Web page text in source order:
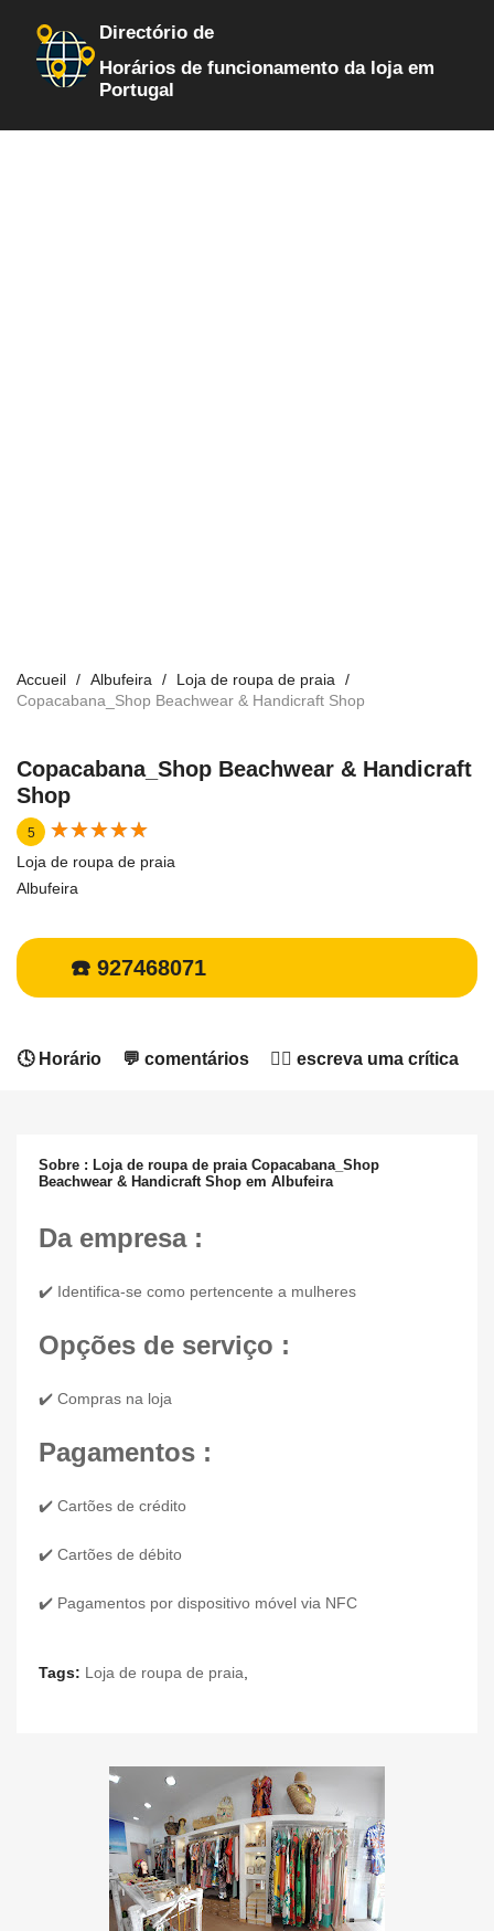
Directório de
Horários de funcionamento da loja em
Portugal
Accueil Albufeira
Loja de roupa de praia
Copacabana_Shop Beachwear & Handicraft Shop
Copacabana_Shop Beachwear & Handicraft
Shop
5 ★★★★★
★★★★★
Loja de roupa de praia
Albufeira
☎️ 927468071
🕓 Horário 💬 comentários ✍🏻 escreva uma crítica
Sobre : Loja de roupa de praia Copacabana_Shop
Beachwear & Handicraft Shop em Albufeira
Da empresa :
✔️ Identifica-se como pertencente a mulheres
Opções de serviço :
✔️ Compras na loja
Pagamentos :
✔️ Cartões de crédito
✔️ Cartões de débito
✔️ Pagamentos por dispositivo móvel via NFC
Tags: Loja de roupa de praia